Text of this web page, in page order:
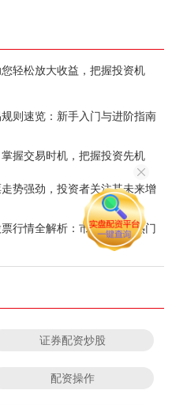
则速览：新手入门与进阶指南
握交易时机，把握投资先机
势强劲，投资者关注其未来增
行情全解析：市场动态、热门
证券配资炒股
配资操作